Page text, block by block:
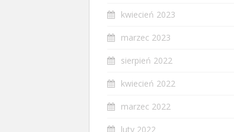
kwiecień 2023
marzec 2023
sierpień 2022
kwiecień 2022
marzec 2022
luty 2022